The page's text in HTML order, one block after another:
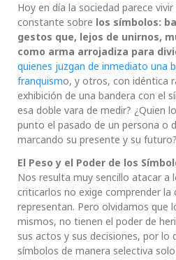
Hoy en día la sociedad parece
constante sobre los símbolos:
gestos que, lejos de unirnos,
como arma arrojadiza para
quienes juzgan de inmediato una
franquismo, y otros, con idéntica
exhibición de una bandera con el
esa doble vara de medir? ¿Quien
punto el pasado de un persona o
marcando su presente y su futuro?
El Peso y el Poder de los
Nos resulta muy sencillo atacar a
criticarlos no exige comprender la
representan. Pero olvidamos que
mismos, no tienen el poder de
sus actos y sus decisiones, por lo
símbolos de manera selectiva